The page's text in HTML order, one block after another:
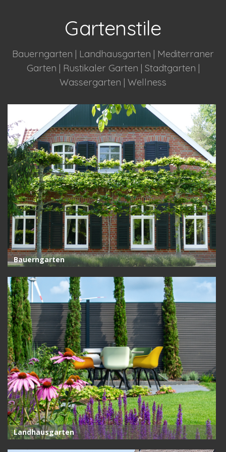
Gartenstile
Bauerngarten | Landhausgarten | Mediterraner
Garten | Rustikaler Garten | Stadtgarten |
Wassergarten | Wellness
Bauerngarten
Landhausgarten